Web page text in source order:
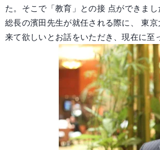
た。そこで「教育」との接 点ができま
総長の濱田先生が就任される際に、 東
来て欲しいとお話をいただき、現在に至